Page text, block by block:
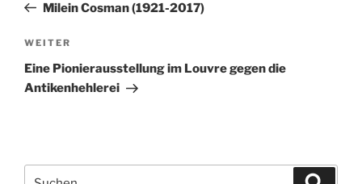
Milein Cosman (1921-2017)
Nächster
Beitrag
WEITER
Eine Pionierausstellung im Louvre gegen die
Antikenhehlerei